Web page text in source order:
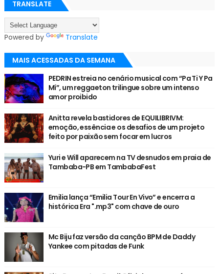
TRANSLATE
Powered by Translate
MAIS ACESSADAS DA SEMANA
PEDRIN estreia no cenário musical com “Pa Ti Y Pa
Mí”, um reggaeton trilingue sobre um intenso
amor proibido
Anitta revela bastidores de EQUILIBRIVM:
emoção, essência e os desafios de um projeto
feito por paixão sem focar em lucros
Yuri e Will aparecem na TV desnudos em praia de
Tambaba-PB em TambabaFest
Emilia lança “Emilia Tour En Vivo” e encerra a
histórica Era ".mp3" com chave de ouro
Mc Biju faz versão da canção BPM de Daddy
Yankee com pitadas de Funk